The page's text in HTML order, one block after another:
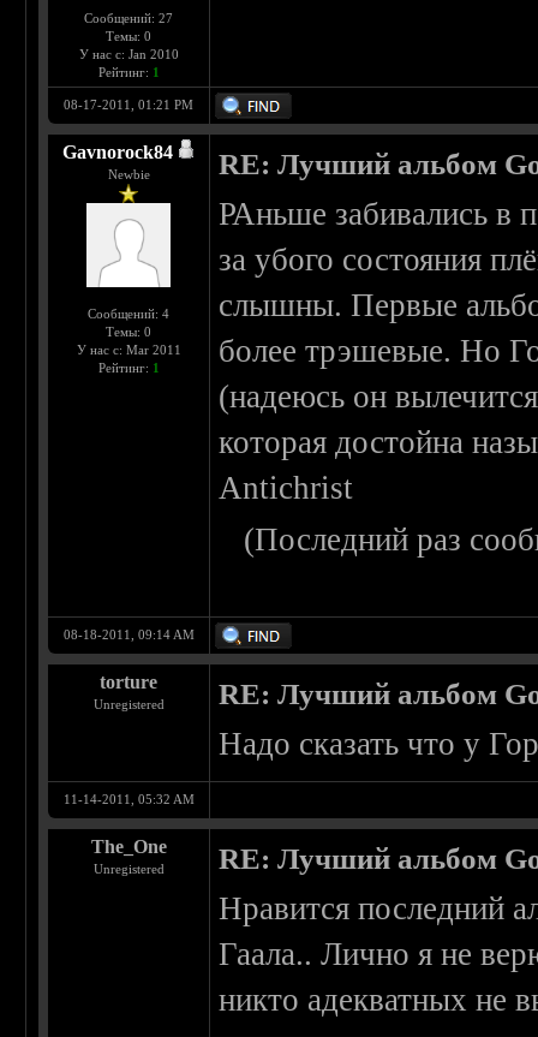
Сообщений: 27
Темы: 0
У нас с: Jan 2010
Рейтинг: 1
08-17-2011, 01:21 PM
Gavnorock84
Newbie
Сообщений: 4
Темы: 0
У нас с: Mar 2011
Рейтинг: 1
RE: Лучший альбом
РАньше забивались в
за убого состояния
слышны. Первые
более трэшевые. Но
(надеюсь он
которая достойна
Antichrist
(Последний раз
08-18-2011, 09:14 AM
torture
Unregistered RE: Лучший альбом
Надо сказать что у
11-14-2011, 05:32 AM
The_One
Unregistered RE: Лучший альбом
Нравится последний
Гаала.. Лично я не
никто адекватных не